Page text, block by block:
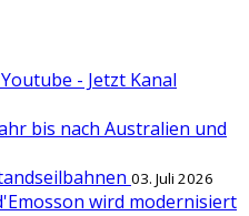
- Jetzt Kanal
bis nach Australien und
03. Juli 2026
wird modernisiert